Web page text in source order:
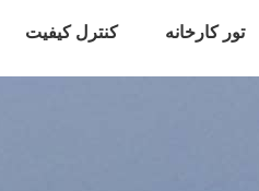
تور کارخانه کنترل کیفیت